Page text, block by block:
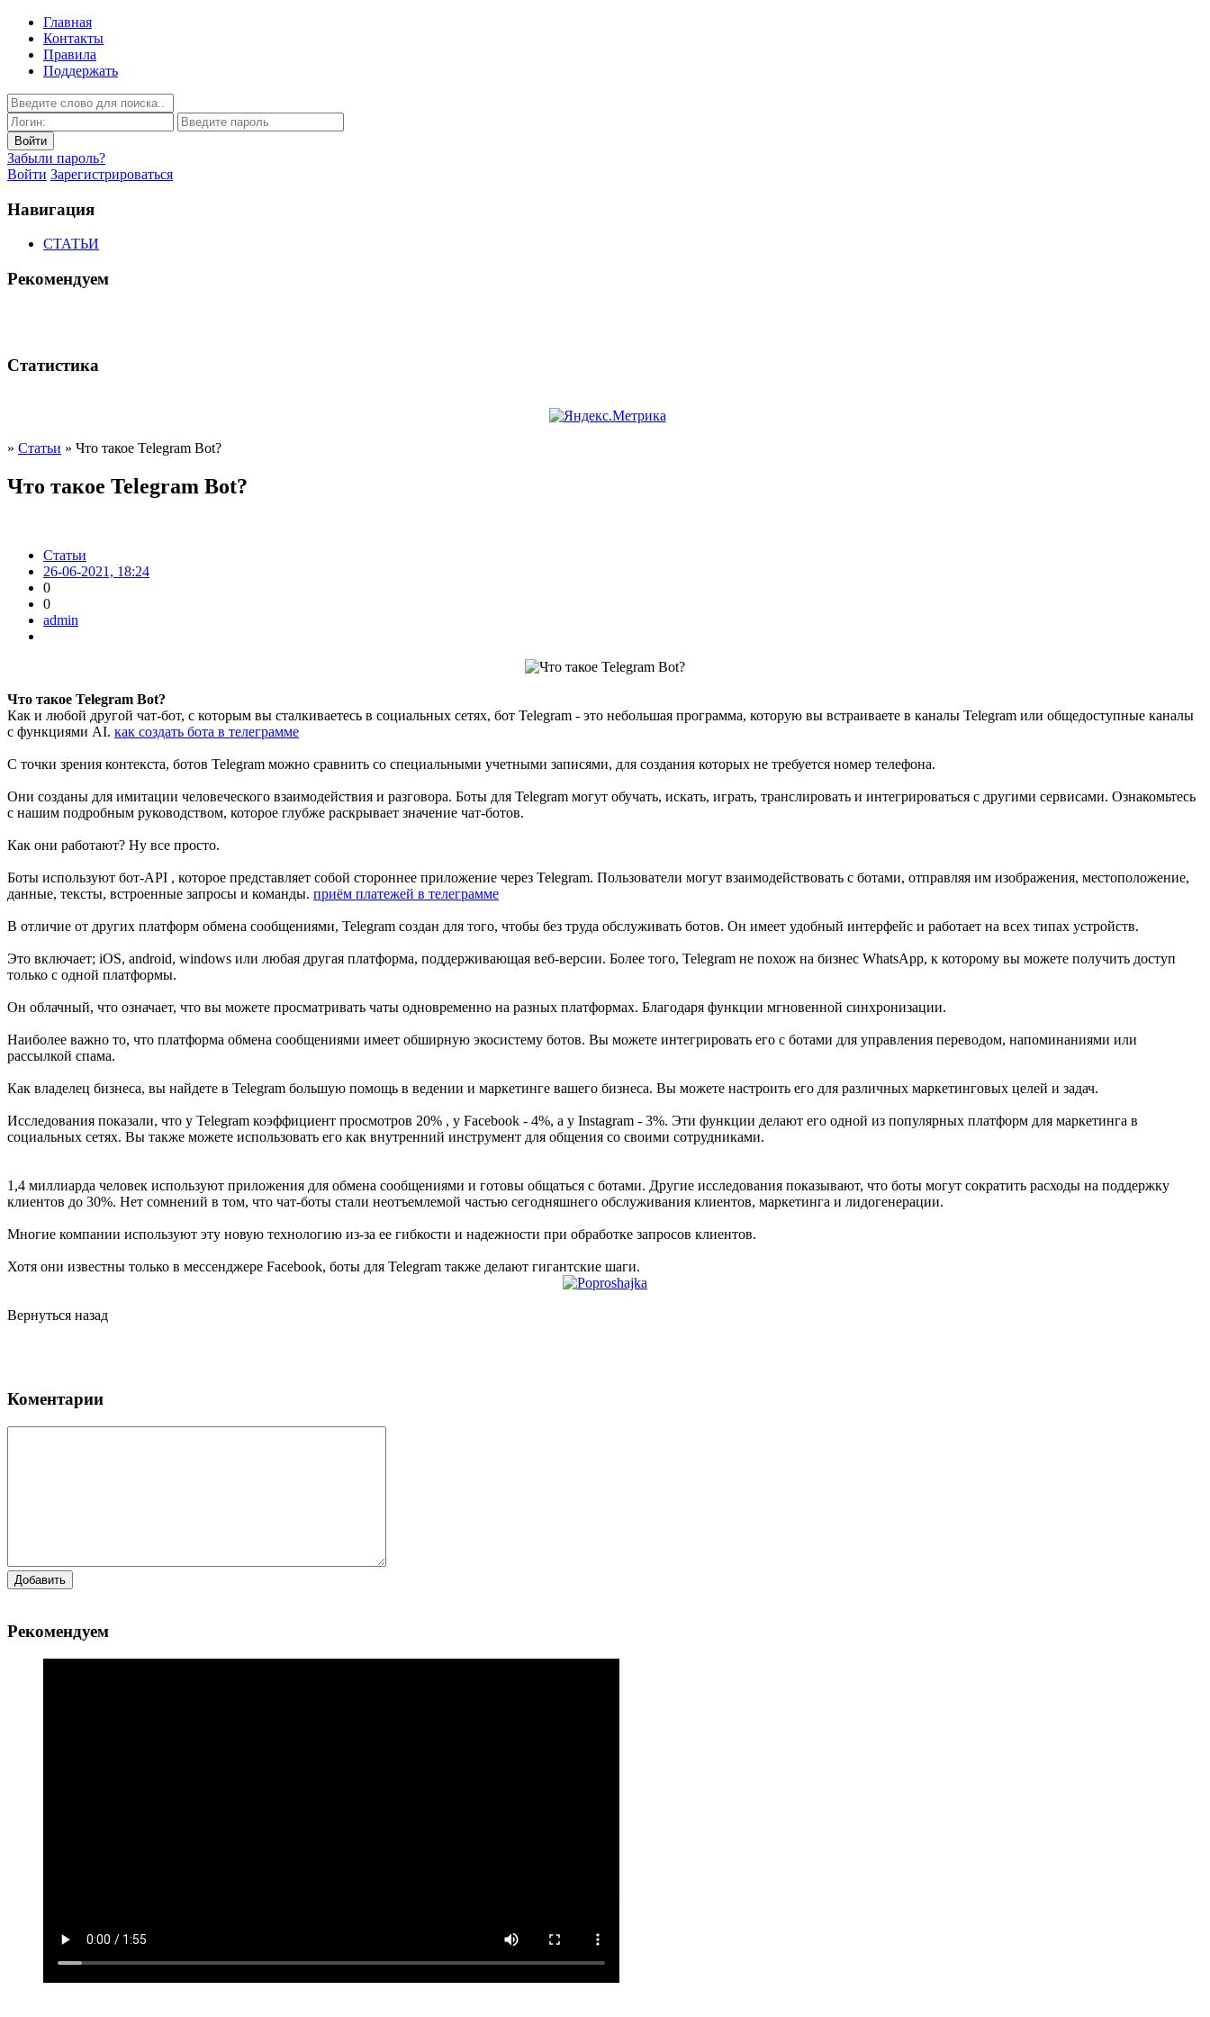
Главная
Контакты
Правила
Поддержать
Забыли пароль?
Войти Зарегистрироваться
Навигация
СТАТЬИ
Рекомендуем
Статистика
» Статьи » Что такое Telegram Bot?
Что такое Telegram Bot?
Статьи
26-06-2021, 18:24
0
0
admin
Что такое Telegram Bot?
Как и любой другой чат-бот, с которым вы сталкиваетесь в социальных сетях, бот Telegram - это небольшая программа, которую вы встраиваете в каналы Telegram или общедоступные каналы
с функциями AI. как создать бота в телеграмме
С точки зрения контекста, ботов Telegram можно сравнить со специальными учетными записями, для создания которых не требуется номер телефона.
Они созданы для имитации человеческого взаимодействия и разговора. Боты для Telegram могут обучать, искать, играть, транслировать и интегрироваться с другими сервисами. Ознакомьтесь
с нашим подробным руководством, которое глубже раскрывает значение чат-ботов.
Как они работают? Ну все просто.
Боты используют бот-API , которое представляет собой стороннее приложение через Telegram. Пользователи могут взаимодействовать с ботами, отправляя им изображения, местоположение,
данные, тексты, встроенные запросы и команды. приём платежей в телеграмме
В отличие от других платформ обмена сообщениями, Telegram создан для того, чтобы без труда обслуживать ботов. Он имеет удобный интерфейс и работает на всех типах устройств.
Это включает; iOS, android, windows или любая другая платформа, поддерживающая веб-версии. Более того, Telegram не похож на бизнес WhatsApp, к которому вы можете получить доступ
только с одной платформы.
Он облачный, что означает, что вы можете просматривать чаты одновременно на разных платформах. Благодаря функции мгновенной синхронизации.
Наиболее важно то, что платформа обмена сообщениями имеет обширную экосистему ботов. Вы можете интегрировать его с ботами для управления переводом, напоминаниями или
рассылкой спама.
Как владелец бизнеса, вы найдете в Telegram большую помощь в ведении и маркетинге вашего бизнеса. Вы можете настроить его для различных маркетинговых целей и задач.
Исследования показали, что у Telegram коэффициент просмотров 20% , у Facebook - 4%, а у Instagram - 3%. Эти функции делают его одной из популярных платформ для маркетинга в
социальных сетях. Вы также можете использовать его как внутренний инструмент для общения со своими сотрудниками.
1,4 миллиарда человек используют приложения для обмена сообщениями и готовы общаться с ботами. Другие исследования показывают, что боты могут сократить расходы на поддержку
клиентов до 30%. Нет сомнений в том, что чат-боты стали неотъемлемой частью сегодняшнего обслуживания клиентов, маркетинга и лидогенерации.
Многие компании используют эту новую технологию из-за ее гибкости и надежности при обработке запросов клиентов.
Хотя они известны только в мессенджере Facebook, боты для Telegram также делают гигантские шаги.
Вернуться назад
Коментарии
Добавить
Рекомендуем